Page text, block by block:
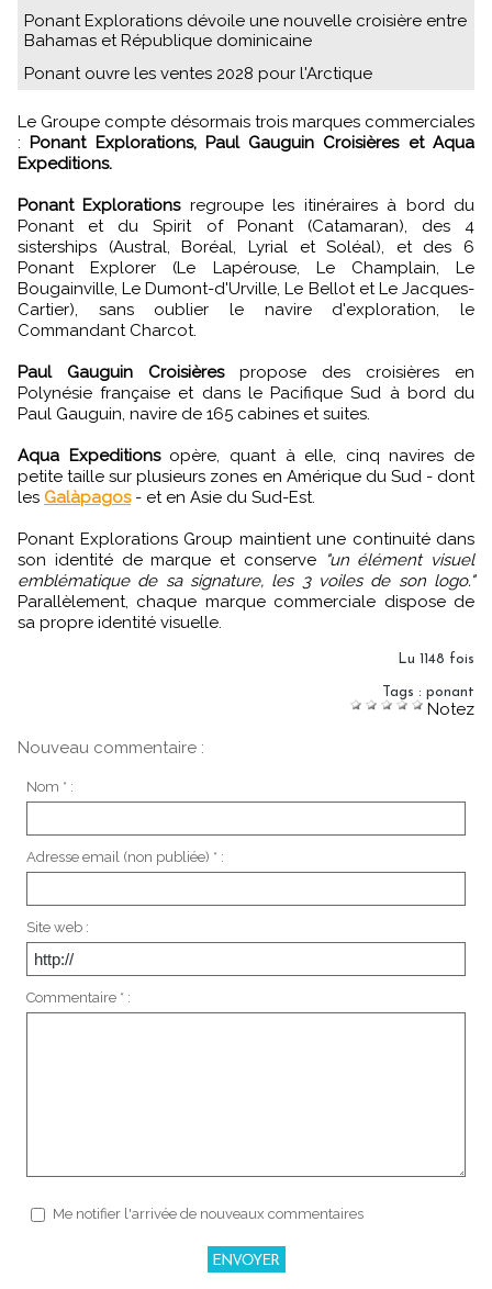
Ponant Explorations dévoile une nouvelle croisière entre
Bahamas et République dominicaine
Ponant ouvre les ventes 2028 pour l'Arctique
Le Groupe compte désormais trois marques commerciales
: Ponant Explorations, Paul Gauguin Croisières et Aqua
Expeditions.
Ponant Explorationsregroupe les itinéraires à bord du
Ponant et du Spirit of Ponant (Catamaran), des 4
sisterships (Austral, Boréal, Lyrial et Soléal), et des 6
Ponant Explorer (Le Lapérouse, Le Champlain, Le
Bougainville, Le Dumont-d'Urville, Le Bellot et Le Jacques-
Cartier), sans oublier le navire d'exploration, le
Commandant Charcot.
Paul Gauguin Croisièrespropose des croisières en
Polynésie française et dans le Pacifique Sud à bord du
Paul Gauguin, navire de 165 cabines et suites.
Aqua Expeditionsopère, quant à elle, cinq navires de
petite taille sur plusieurs zones en Amérique du Sud - dont
les Galàpagos- et en Asie du Sud-Est.
Ponant Explorations Group maintient une continuité dans
son identité de marque et conserve
"un élément visuel
emblématique de sa signature, les 3 voiles de son logo."
Parallèlement, chaque marque commerciale dispose de
sa propre identité visuelle.
Lu 1148 fois
Tags : ponant
Notez
Nouveau commentaire :
Nom * :
Adresse email (non publiée) * :
Site web :
Commentaire * :
Me notifier l'arrivée de nouveaux commentaires